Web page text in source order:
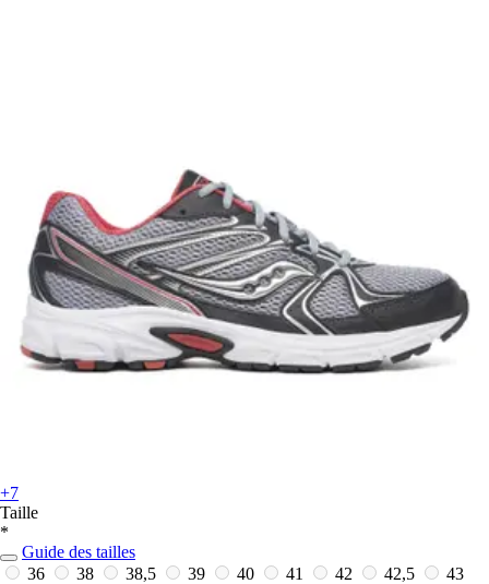
+7
Taille
*
Guide des tailles
36
38 38,5 39 40 41 42 42,5
43